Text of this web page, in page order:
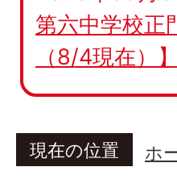
第六中学校正
（8/4現在）】
現在の位置 ホ